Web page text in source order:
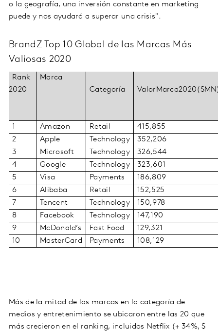
o la geografía, una inversión constante en marketing
puede y nos ayudará a superar una crisis".
BrandZ Top 10 Global de las Marcas Más
Valiosas 2020
Rank
2020
Marca
Categoría Valor Marca2020($M N
1 Amazon Retail
415,855
2
Apple Technology
352,206
3
Microsoft Technology
326,544
4
Google Technology
323,601
5
Visa Payments
186,809
6
Alibaba Retail
152,525
7
Tencent Technology
150,978
8
Facebook Technology
147,190
9
McDonald’s Fast Food
129,321
10
MasterCard Payments 108,129
Más de la mitad de las marcas en la categoría de
medios y entretenimiento se ubicaron entre las 20 que
más crecieron en el ranking, incluidos Netflix (+ 34%, $